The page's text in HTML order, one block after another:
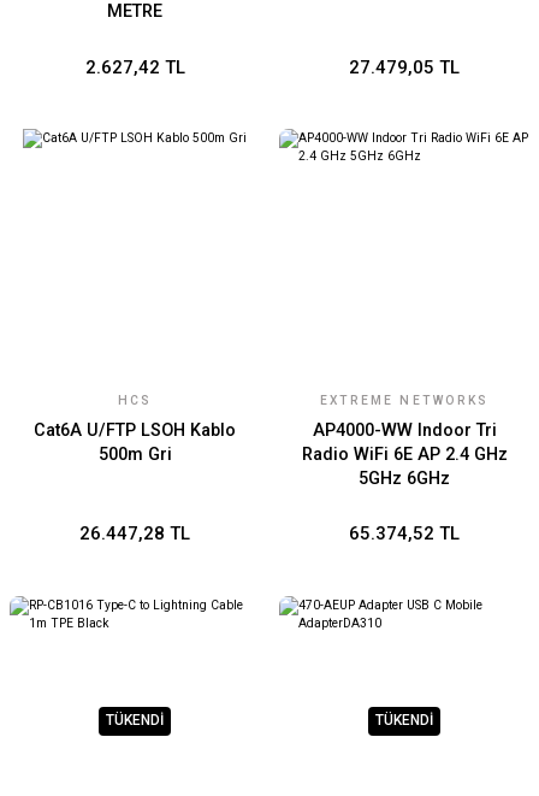
METRE
2.627,42 TL 27.479,05 TL
HCS
Cat6A U/FTP LSOH Kablo
500m Gri
26.447,28 TL
EXTREME NETWORKS
AP4000-WW Indoor Tri
Radio WiFi 6E AP 2.4 GHz
5GHz 6GHz
65.374,52 TL
TÜKENDİ TÜKENDİ